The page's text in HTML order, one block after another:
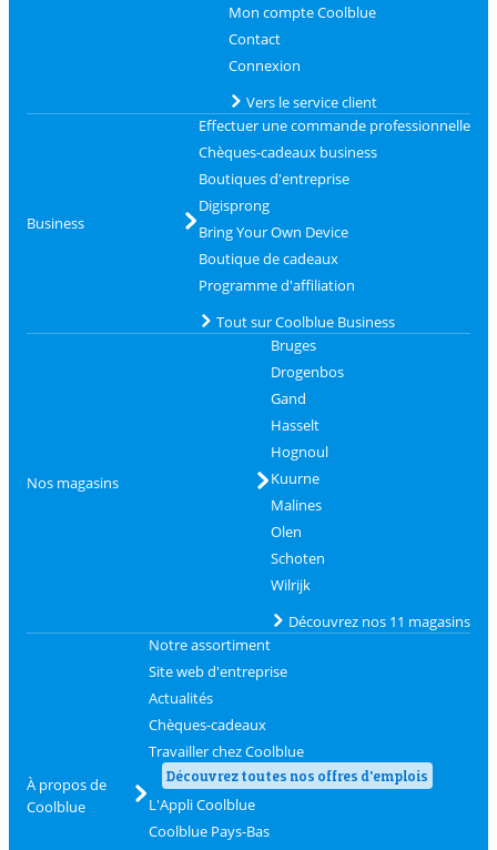
Mon compte Coolblue
Contact
Connexion
Vers le service client
Business
Effectuer une commande professionnelle
Chèques-cadeaux business
Boutiques d'entreprise
Digisprong
Bring Your Own Device
Boutique de cadeaux
Programme d'affiliation
Tout sur Coolblue Business
Nos magasins
Bruges
Drogenbos
Gand
Hasselt
Hognoul
Kuurne
Malines
Olen
Schoten
Wilrijk
Découvrez nos 11 magasins
À propos de
Coolblue
Notre assortiment
Site web d'entreprise
Actualités
Chèques-cadeaux
Travailler chez Coolblue
Découvrez toutes nos offres d'emplois
L'Appli Coolblue
Coolblue Pays-Bas